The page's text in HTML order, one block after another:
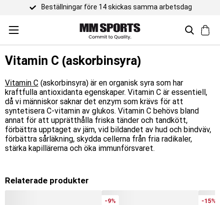
Beställningar före 14 skickas samma arbetsdag
Vitamin C (askorbinsyra)
Vitamin C (askorbinsyra) är en organisk syra som har
kraftfulla antioxidanta egenskaper. Vitamin C är essentiell,
då vi människor saknar det enzym som krävs för att
syntetisera C-vitamin av glukos. Vitamin C behövs bland
annat för att upprätthålla friska tänder och tandkött,
förbättra upptaget av järn, vid bildandet av hud och bindväv,
förbättra sårläkning, skydda cellerna från fria radikaler,
stärka kapillärerna och öka immunförsvaret.
Relaterade produkter
-9% -15%